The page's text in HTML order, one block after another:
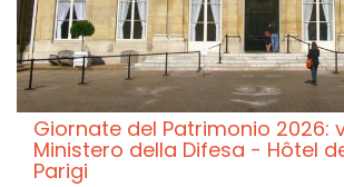
Giornate del Patrimonio 2026:
Ministero della Difesa - Hôtel
Parigi